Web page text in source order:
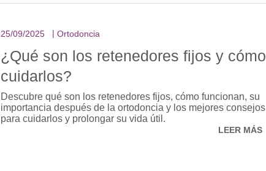
25/09/2025 Ortodoncia
¿Qué son los retenedores fijos y cómo
cuidarlos?
Descubre qué son los retenedores fijos, cómo funcionan, su
importancia después de la ortodoncia y los mejores consejos
para cuidarlos y prolongar su vida útil.
LEER MÁS